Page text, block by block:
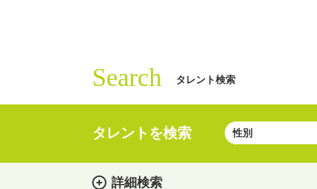
Search タレント検索
タレントを検索
詳細検索